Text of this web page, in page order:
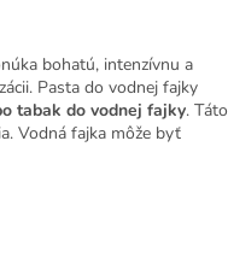
bohatú, intenzívnu a
Pasta do vodnej fajky
tabak do vodnej fajky. Táto
Vodná fajka môže byť